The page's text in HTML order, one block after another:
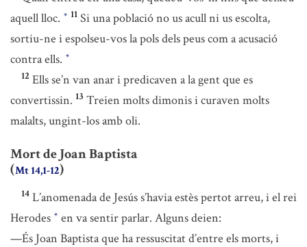
aquell lloc. * 11 Si una població no us acull ni us escolta,
sortiu-ne i espolseu-vos la pols dels peus com a acusació
contra ells. *
12 Ells se’n van anar i predicaven a la gent que es
convertissin. 13 Treien molts dimonis i curaven molts
malalts, ungint-los amb oli.
Mort de Joan Baptista
(Mt 14,1-12)
14 L’anomenada de Jesús s’havia estès pertot arreu, i el rei
Herodes * en va sentir parlar. Alguns deien:
—És Joan Baptista que ha ressuscitat d’entre els morts, i